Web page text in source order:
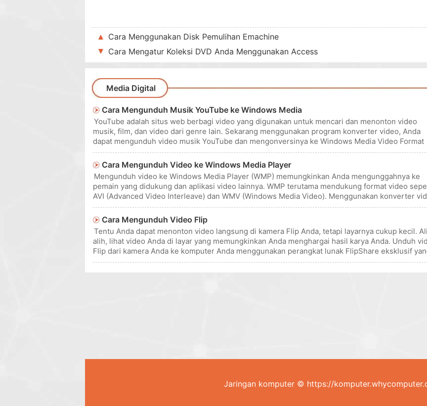
Cara Menggunakan Disk Pemulihan Emachine
Cara Mengatur Koleksi DVD Anda Menggunakan Access
Media Digital
Cara Mengunduh Musik YouTube ke Windows Media
YouTube adalah situs web berbagi video yang digunakan untuk mencari dan menonton video
musik, film, dan video dari genre lain. Sekarang menggunakan program konverter video, Anda
dapat mengunduh video musik YouTube dan mengonversinya ke Windows Media Video Format
(WMV) dengan mudah. Proses sederhana
Cara Mengunduh Video ke Windows Media Player
Mengunduh video ke Windows Media Player (WMP) memungkinkan Anda mengunggahnya ke
pemain yang didukung dan aplikasi video lainnya. WMP terutama mendukung format video
AVI (Advanced Video Interleave) dan WMV (Windows Media Video). Menggunakan konverter
online gratis dan mudah digunak
Cara Mengunduh Video Flip
Tentu Anda dapat menonton video langsung di kamera Flip Anda, tetapi layarnya cukup kecil.
alih, lihat video Anda di layar yang memungkinkan Anda menghargai hasil karya Anda. Unduh
Flip dari kamera Anda ke komputer Anda menggunakan perangkat lunak FlipShare eksklusif
disertakan denga
Jaringan komputer © https://